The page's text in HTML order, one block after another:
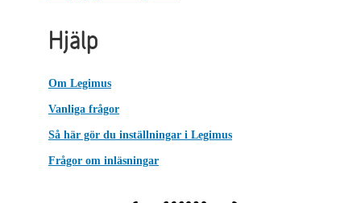
Hjälp
Om Legimus
Vanliga frågor
Så här gör du inställningar i Legimus
Frågor om inläsningar